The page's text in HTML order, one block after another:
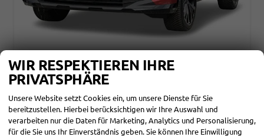
TECHNO EL.HECKKL+LED+KAMERA+PDC+19"LM
unverbindliche Lieferzeit:20.08.2026
Fahrzeugnr. 866907 Getriebe Automatik
Kraftstoff Benzin Außenfarbe DeZir-Rot Metallic
Leistung 109 kW (148 PS) Kilometerstand 10 km
28.07.2026
WIR RESPEKTIEREN IHRE
PRIVATSPHÄRE
Unsere Website setzt Cookies ein, um unsere Dienste für Sie
bereitzustellen. Hierbei berücksichtigen wir Ihre Auswahl und
verarbeiten nur die Daten für Marketing, Analytics und Personalisierung,
für die Sie uns Ihr Einverständnis geben. Sie können Ihre Einwilligung